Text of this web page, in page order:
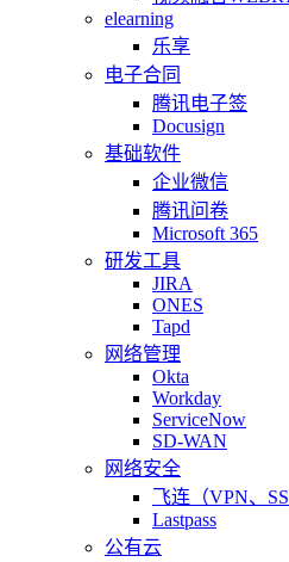
elearning
乐享
电子合同
腾讯电子签
Docusign
基础软件
企业微信
腾讯问卷
Microsoft 365
研发工具
JIRA
ONES
Tapd
网络管理
Okta
Workday
ServiceNow
SD-WAN
网络安全
飞连（VPN、
Lastpass
公有云